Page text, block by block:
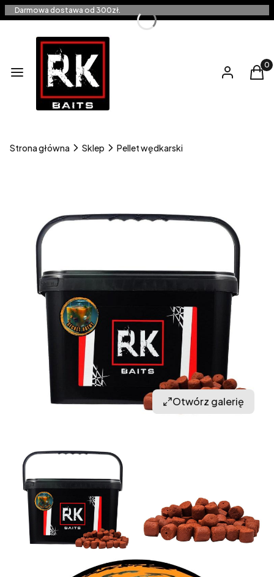
Darmowa dostawa od 300zł.
Menu Zaloguj się
Strona główna Sklep Pellet wędkarski
Otwórz galerię